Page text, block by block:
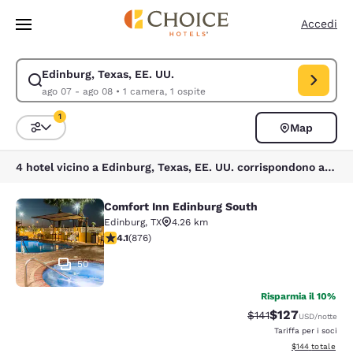
Vai A Contenuto Principale
Accedi
Edinburg, Texas, EE. UU.
ago 07 - ago 08• 1 camera, 1 ospite
Modifica la ricerca per Edinburg, Texas, EE. UU.. Data di check-in ago
Ordina e filtra
1
Map
4 hotel vicino a Edinburg, Texas, EE. UU. corrispondono ai tuoi filtri
Comfort Inn Edinburg South
50
Comfort Inn Edinburg South
Edinburg, TX
4.26 km
Valutazione di 4.12 stelle. Molto buono. 876 recensioni
4.1(876)
Risparmia il 10%
Tariffa di
$141Tariffa
$127USD/notte
Tariffa per i soci
Visualizza i
$144 totale